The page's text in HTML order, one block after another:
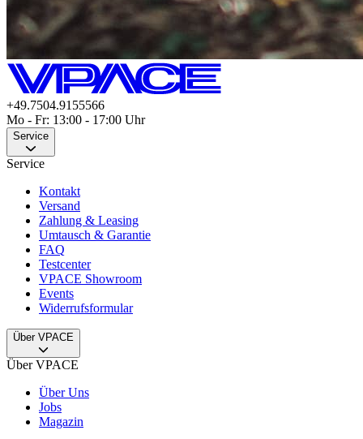
+49.7504.9155566
Mo - Fr: 13:00 - 17:00 Uhr
Service
Service
Kontakt
Versand
Zahlung & Leasing
Umtausch & Garantie
FAQ
Testcenter
VPACE Showroom
Events
Widerrufsformular
Über VPACE
Über VPACE
Über Uns
Jobs
Magazin